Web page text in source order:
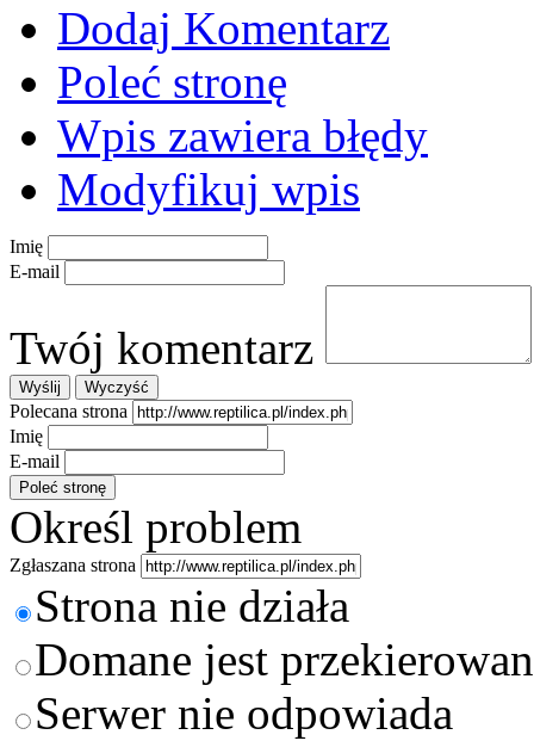
Dodaj Komentarz
Poleć stronę
Wpis zawiera błędy
Modyfikuj wpis
Imię
E-mail
Twój komentarz
Polecana strona
Imię
E-mail
Określ problem
Zgłaszana strona
Strona nie działa
Domane jest
Serwer nie odpowiada